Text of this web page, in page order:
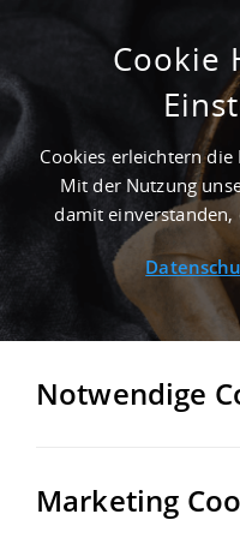
ERSTBEZUG -
Startseite/ Immobiliensuche/
ZURÜCK MERKEN
Cookie
Cookies erleichtern
Mit der Nutzung
damit einverstanden,
Notwendige
Marketing